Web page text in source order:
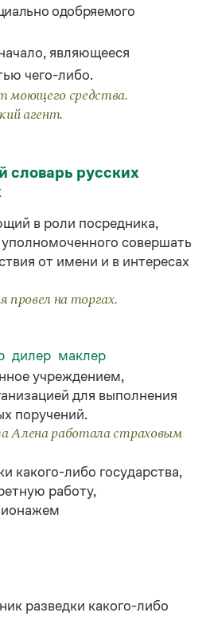
азов до тонкостей
от простого к сложному
словарь русских
в роли посредника,
совершать
от имени и в интересах
на торгах.
дилер маклер
учреждением,
для выполнения
поручений.
Алена работала страховым
какого-либо государства,
работу,
разведки какого-либо
одобряемого
являющееся
чего-либо.
моющего средства.
агент.